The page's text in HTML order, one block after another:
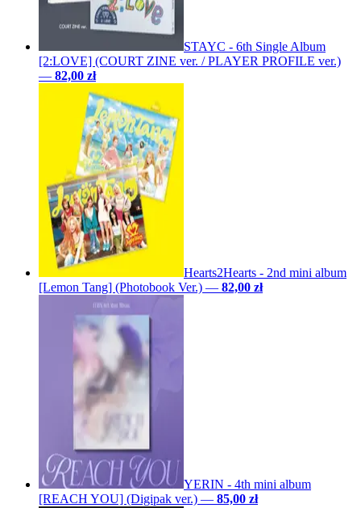
STAYC - 6th Single Album
[2:LOVE] (COURT ZINE ver. / PLAYER PROFILE ver.)
— 82,00 zł
Hearts2Hearts - 2nd mini album
[Lemon Tang] (Photobook Ver.) — 82,00 zł
YERIN - 4th mini album
[REACH YOU] (Digipak ver.) — 85,00 zł